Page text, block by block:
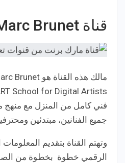
قناة Marc Brunet
فني كامل من المنزل مع منهج
جميع الفنانين، مبتدئين
وتهتم القناة بتقديم المعلومات
الرقمي خطوة بخطوة من